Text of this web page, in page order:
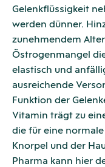
Gelenkflüssigkeit
werden dünner.
zunehmendem
Östrogenmangel
elastisch und
ausreichende
Funktion der
Vitamin trägt zu
die für eine
Knorpel und der
Pharma kann hier